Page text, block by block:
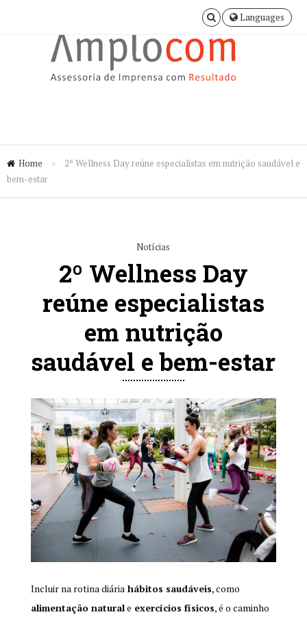
Languages
Home »
2º Wellness Day reúne especialistas em nutrição saudável e
bem-estar
Notícias
2º Wellness Day
reúne especialistas
em nutrição
saudável e bem-estar
Incluir na rotina diáriahábitos saudáveis, como
alimentação naturale exercícios físicos, é o caminho